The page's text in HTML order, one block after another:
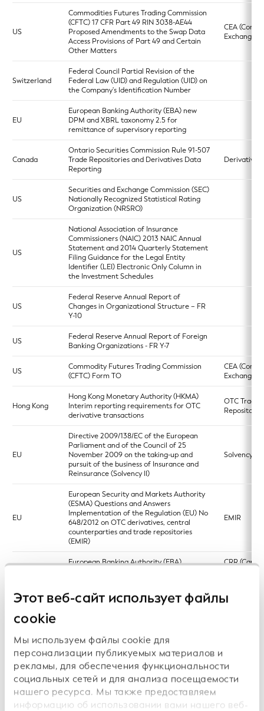
Этот веб-сайт использует файлы
cookie
Мы используем файлы cookie для
персонализации публикуемых материалов и
рекламы, для обеспечения функциональности
социальных сетей и для анализа посещаемости
нашего ресурса. Мы также предоставляем
информацию об использовании вами нашего веб-
US
Commodities Futures Trading Commission
(CFTC) 17 CFR Part 49 RIN 3038-AE44
Proposed Amendments to the Swap Data
Access Provisions of Part 49 and Certain
Other Matters
CEA
Exchange
Switzerland
Federal Council Partial Revision of the
Federal Law (UID) and Regulation (UID) on
the Company's Identification Number
EU
European Banking Authority (EBA) new
DPM and XBRL taxonomy 2.5 for
remittance of supervisory reporting
Canada
Ontario Securities Commission Rule 91-507
Trade Repositories and Derivatives Data
Reporting
Derivatives
US
Securities and Exchange Commission (SEC)
Nationally Recognized Statistical Rating
Organization (NRSRO)
US
National Association of Insurance
Commissioners (NAIC) 2013 NAIC Annual
Statement and 2014 Quarterly Statement
Filing Guidance for the Legal Entity
Identifier (LEI) Electronic Only Column in
the Investment Schedules
US
Federal Reserve Annual Report of
Changes in Organizational Structure – FR
Y-10
US
Federal Reserve Annual Report of Foreign
Banking Organizations - FR Y-7
US
Commodity Futures Trading Commission
(CFTC) Form TO
CEA
Exchange
Hong Kong
Hong Kong Monetary Authority (HKMA)
Interim reporting requirements for OTC
derivative transactions
OTC Trade
Repository
EU
Directive 2009/138/EC of the European
Parliament and of the Council of 25
November 2009 on the taking-up and
pursuit of the business of Insurance and
Reinsurance (Solvency II)
Solvency II
EU
European Security and Markets Authority
(ESMA) Questions and Answers
Implementation of the Regulation (EU) No
648/2012 on OTC derivatives, central
counterparties and trade repositories
(EMIR)
EMIR
European Banking Authority (EBA)
CRR
Ontario Securities Commission (OSC);
(ASC); British Columbia Securities
Commission (BSCS); Nova Scotia Securities
Commission
US
Commodity Futures Trading Commission
(CFTC) and Securities and Exchange
Commission 17 CFR Parts 275 and 279
Form PF; Reporting Requirements for All